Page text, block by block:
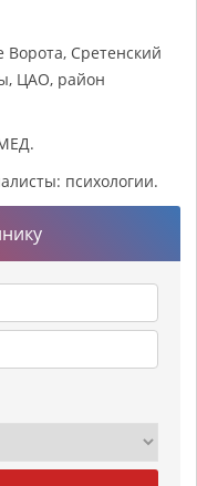
Сретенский
ЦАО, район
психологии.